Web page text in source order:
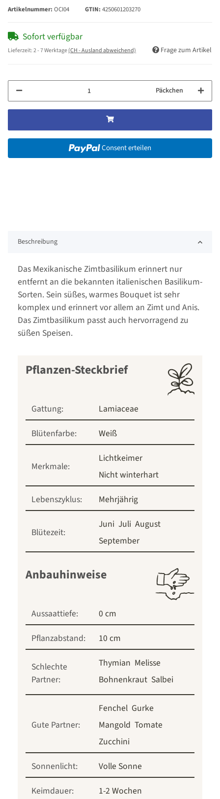
Artikelnummer: OCI04 GTIN: 4250601203270
Sofort verfügbar
Lieferzeit:2 - 7 Werktage(CH - Ausland abweichend) Frage zum Artikel
Päckchen
Consent erteilen
Beschreibung
Das Mexikanische Zimtbasilikum erinnert nur
entfernt an die bekannten italienischen Basilikum-
Sorten. Sein süßes, warmes Bouquet ist sehr
komplex und erinnert vor allem an Zimt und Anis.
Das Zimtbasilikum passt auch hervorragend zu
süßen Speisen.
Pflanzen-Steckbrief
Gattung:
Lamiaceae
Blütenfarbe:
Weiß
Merkmale:
Lichtkeimer
Nicht winterhart
Lebenszyklus:
Mehrjährig
Blütezeit:
Juni Juli August
September
Anbauhinweise
Aussaattiefe:
0 cm
Pflanzabstand:
10 cm
Schlechte
Partner:
Thymian Melisse
Bohnenkraut Salbei
Gute Partner:
Fenchel Gurke
Mangold Tomate
Zucchini
Sonnenlicht:
Volle Sonne
Keimdauer:
1-2 Wochen